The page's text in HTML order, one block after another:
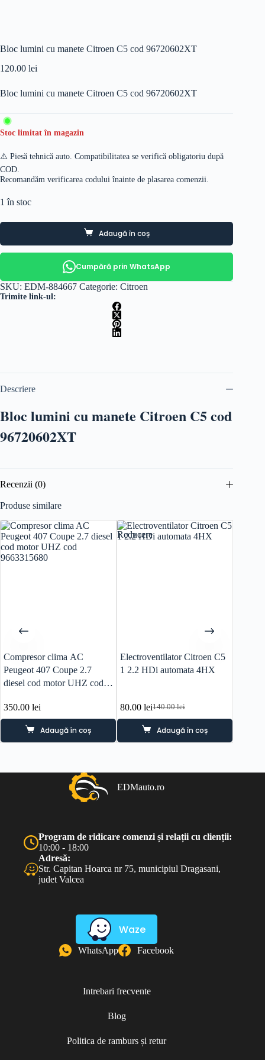
Bloc lumini cu manete Citroen C5 cod 96720602XT
120.00 lei
Bloc lumini cu manete Citroen C5 cod 96720602XT
Stoc limitat în magazin
⚠️ Piesă tehnică auto. Compatibilitatea se verifică obligatoriu după
COD.
Recomandăm verificarea codului înainte de plasarea comenzii.
1 în stoc
Adaugă în coș
Cumpără prin WhatsApp
SKU: EDM-884667 Categorie: Citroen
Trimite link-ul:
Descriere
Bloc lumini cu manete Citroen C5 cod
96720602XT
Recenzii (0)
Produse similare
Compresor clima AC
Peugeot 407 Coupe 2.7
diesel cod motor UHZ cod
350.00 lei
Adaugă în coș
Reducere
Electroventilator Citroen C5
1 2.2 HDi automata 4HX
140.00lei
Prețul
inițial
fost:
80.00leiPrețul
curent
este:
80.00 lei.
Adaugă în coș
EDMauto.ro
Program de ridicare comenzi și relații cu clienții:
10:00 - 18:00
Adresă:
Str. Capitan Hoarca nr 75, municipiul Dragasani,
judet Valcea
Waze
WhatsApp Facebook
Intrebari frecvente
Blog
Politica de ramburs și retur